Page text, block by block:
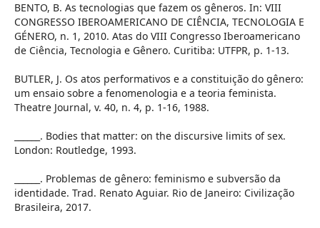
BENTO, B. As tecnologias que fazem os gêneros. In: VIII
CONGRESSO IBEROAMERICANO DE CIÊNCIA, TECNOLOGIA E
GÉNERO, n. 1, 2010. Atas do VIII Congresso Iberoamericano
de Ciência, Tecnologia e Gênero. Curitiba: UTFPR, p. 1-13.
BUTLER, J. Os atos performativos e a constituição do gênero:
um ensaio sobre a fenomenologia e a teoria feminista.
Theatre Journal, v. 40, n. 4, p. 1-16, 1988.
______. Bodies that matter: on the discursive limits of sex.
London: Routledge, 1993.
______. Problemas de gênero: feminismo e subversão da
identidade. Trad. Renato Aguiar. Rio de Janeiro: Civilização
Brasileira, 2017.